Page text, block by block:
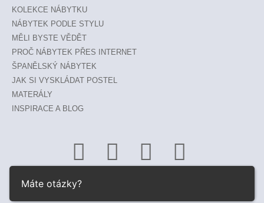
KOLEKCE NÁBYTKU
NÁBYTEK PODLE STYLU
MĚLI BYSTE VĚDĚT
PROČ NÁBYTEK PŘES INTERNET
ŠPANĚLSKÝ NÁBYTEK
JAK SI VYSKLÁDAT POSTEL
MATERÁLY
INSPIRACE A BLOG
© 2026 ESTILA ® |
Máte otázky?